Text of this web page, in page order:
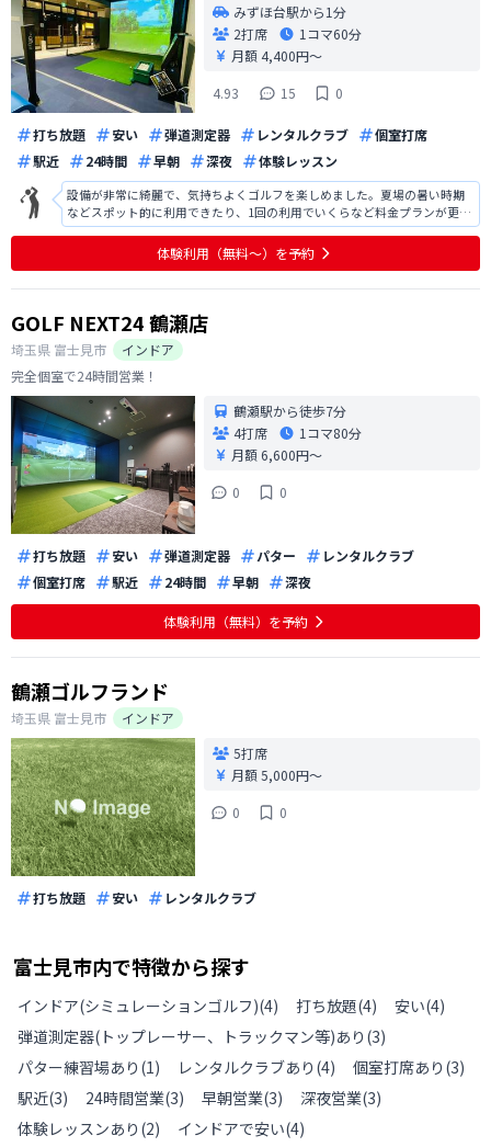
みずほ台駅から1分
2打席
1コマ60分
月額 4,400円〜
4.93
15 0
打ち放題 安い 弾道測定器 レンタルクラブ
個室打席
駅近
24時間 早朝 深夜 体験レッスン
設備が非常に綺麗で、気持ちよくゴルフを楽しめました。夏場の暑い時期
などスポット的に利用できたり、1回の利用でいくらなど料金プランが更に
充実されれば、利用者も増えると感じます。
体験利用（無料〜）を予約
GOLF NEXT24 鶴瀬店
埼玉県 富士見市
インドア
完全個室で24時間営業！
鶴瀬駅から徒歩7分
4打席
1コマ80分
月額 6,600円〜
0
0
打ち放題 安い 弾道測定器 パター
レンタルクラブ
個室打席
駅近 24時間 早朝 深夜
体験利用（無料）を予約
鶴瀬ゴルフランド
埼玉県 富士見市
インドア
5打席
月額 5,000円〜
0
0
打ち放題 安い レンタルクラブ
富士見市内で特徴から探す
インドア(シミュレーションゴルフ)(4) 打ち放題(4) 安い(4)
弾道測定器(トップレーサー、トラックマン等)あり (3)
パター練習場あり (1) レンタルクラブあり (4) 個室打席あり (3)
駅近(3) 24時間営業(3) 早朝営業(3) 深夜営業(3)
体験レッスンあり (2) インドアで安い(4)